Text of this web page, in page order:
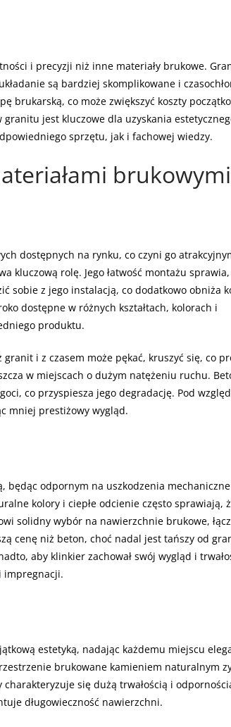
i precyzji niż inne materiały brukowe.
są bardziej skomplikowane i
brukarską, co może zwiększyć koszty
jest kluczowe dla uzyskania
sprzętu, jak i fachowej wiedzy.
brukowymi
dostępnych na rynku, co czyni go
kluczową rolę. Jego łatwość montażu
sobie z jego instalacją, co dodatkowo obniża
dostępne w różnych kształtach, kolorach i
produktu.
i z czasem może pękać, kruszyć się, co
w miejscach o dużym natężeniu ruchu.
co przyspiesza jego degradację. Pod
mniej prestiżowy wygląd.
będąc odpornym na uszkodzenia
kolory i ciepłe odcienie często sprawiają,
solidny wybór na nawierzchnie brukowe,
cenę niż beton, choć nadal jest tańszy od
aby klinkier zachował swój wygląd i
impregnacji.
estetyką, nadając każdemu miejscu
brukowane kamieniem naturalnym
się dużą trwałością i
długowieczność nawierzchni.